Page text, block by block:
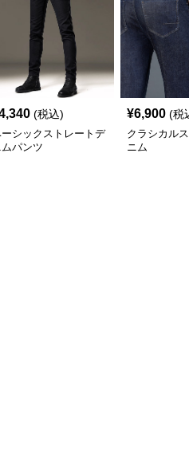
(税込)
シックストレートデ
ムパンツ
¥6,900 (税
クラシカル
ニム